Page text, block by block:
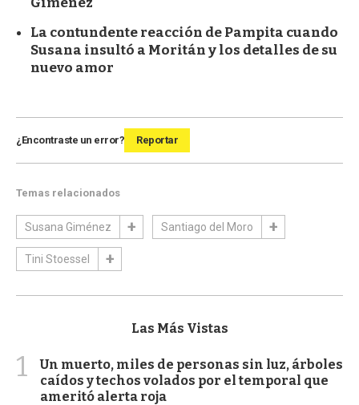
La contundente reacción de Pampita cuando
Susana insultó a Moritán y los detalles de su
nuevo amor
¿Encontraste un error? Reportar
Temas relacionados
Susana Giménez Santiago del Moro
Tini Stoessel
Las Más Vistas
1
Un muerto, miles de personas sin luz, árboles
caídos y techos volados por el temporal que
ameritó alerta roja